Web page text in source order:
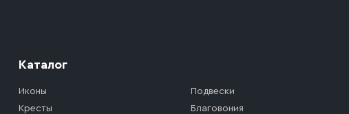
Каталог
Иконы
Кресты
Подвески
Благовония